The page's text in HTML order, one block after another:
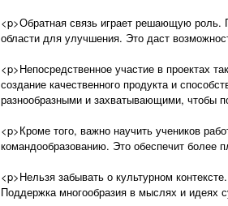
<p>Обратная связь играет решающую роль.
области для улучшения. Это даст
<p>Непосредственное участие в проектах
создание качественного продукта и
разнообразными и захватывающими, чтобы
<p>Кроме того, важно научить учеников
командообразованию. Это обеспечит более
<p>Нельзя забывать о культурном
Поддержка многообразия в мыслях и идеях